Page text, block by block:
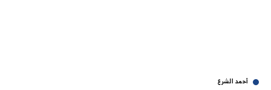
أحمد الشرع